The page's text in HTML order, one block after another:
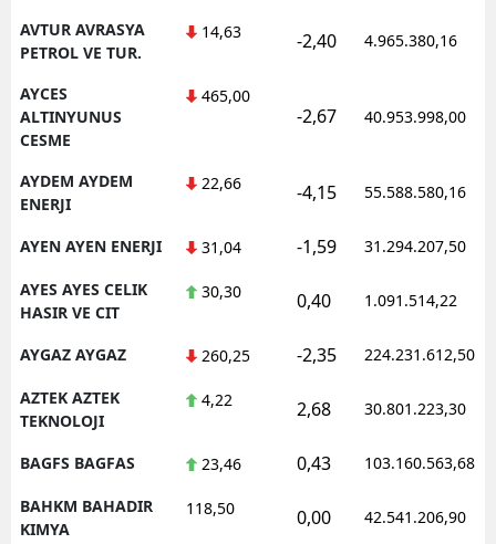
AVTUR AVRASYA
PETROL VE TUR.
14,63 -2,40 4.965.380,16
AYCES
ALTINYUNUS
CESME
465,00
-2,67 40.953.998,00
AYDEM AYDEM
ENERJI
22,66 -4,15 55.588.580,16
AYEN AYEN ENERJI 31,04 -1,59 31.294.207,50
AYES AYES CELIK
HASIR VE CIT
30,30 0,40 1.091.514,22
AYGAZ AYGAZ 260,25 -2,35 224.231.612,50
AZTEK AZTEK
TEKNOLOJI
4,22 2,68 30.801.223,30
BAGFS BAGFAS 23,46 0,43 103.160.563,68
BAHKM BAHADIR
KIMYA
118,50 0,00 42.541.206,90